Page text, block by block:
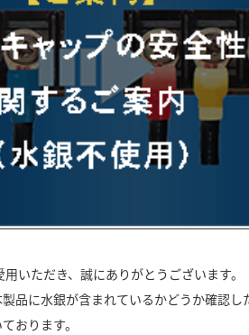
いただき、誠にありがとうございます。
品に水銀が含まれているかどうか確認し
おります。